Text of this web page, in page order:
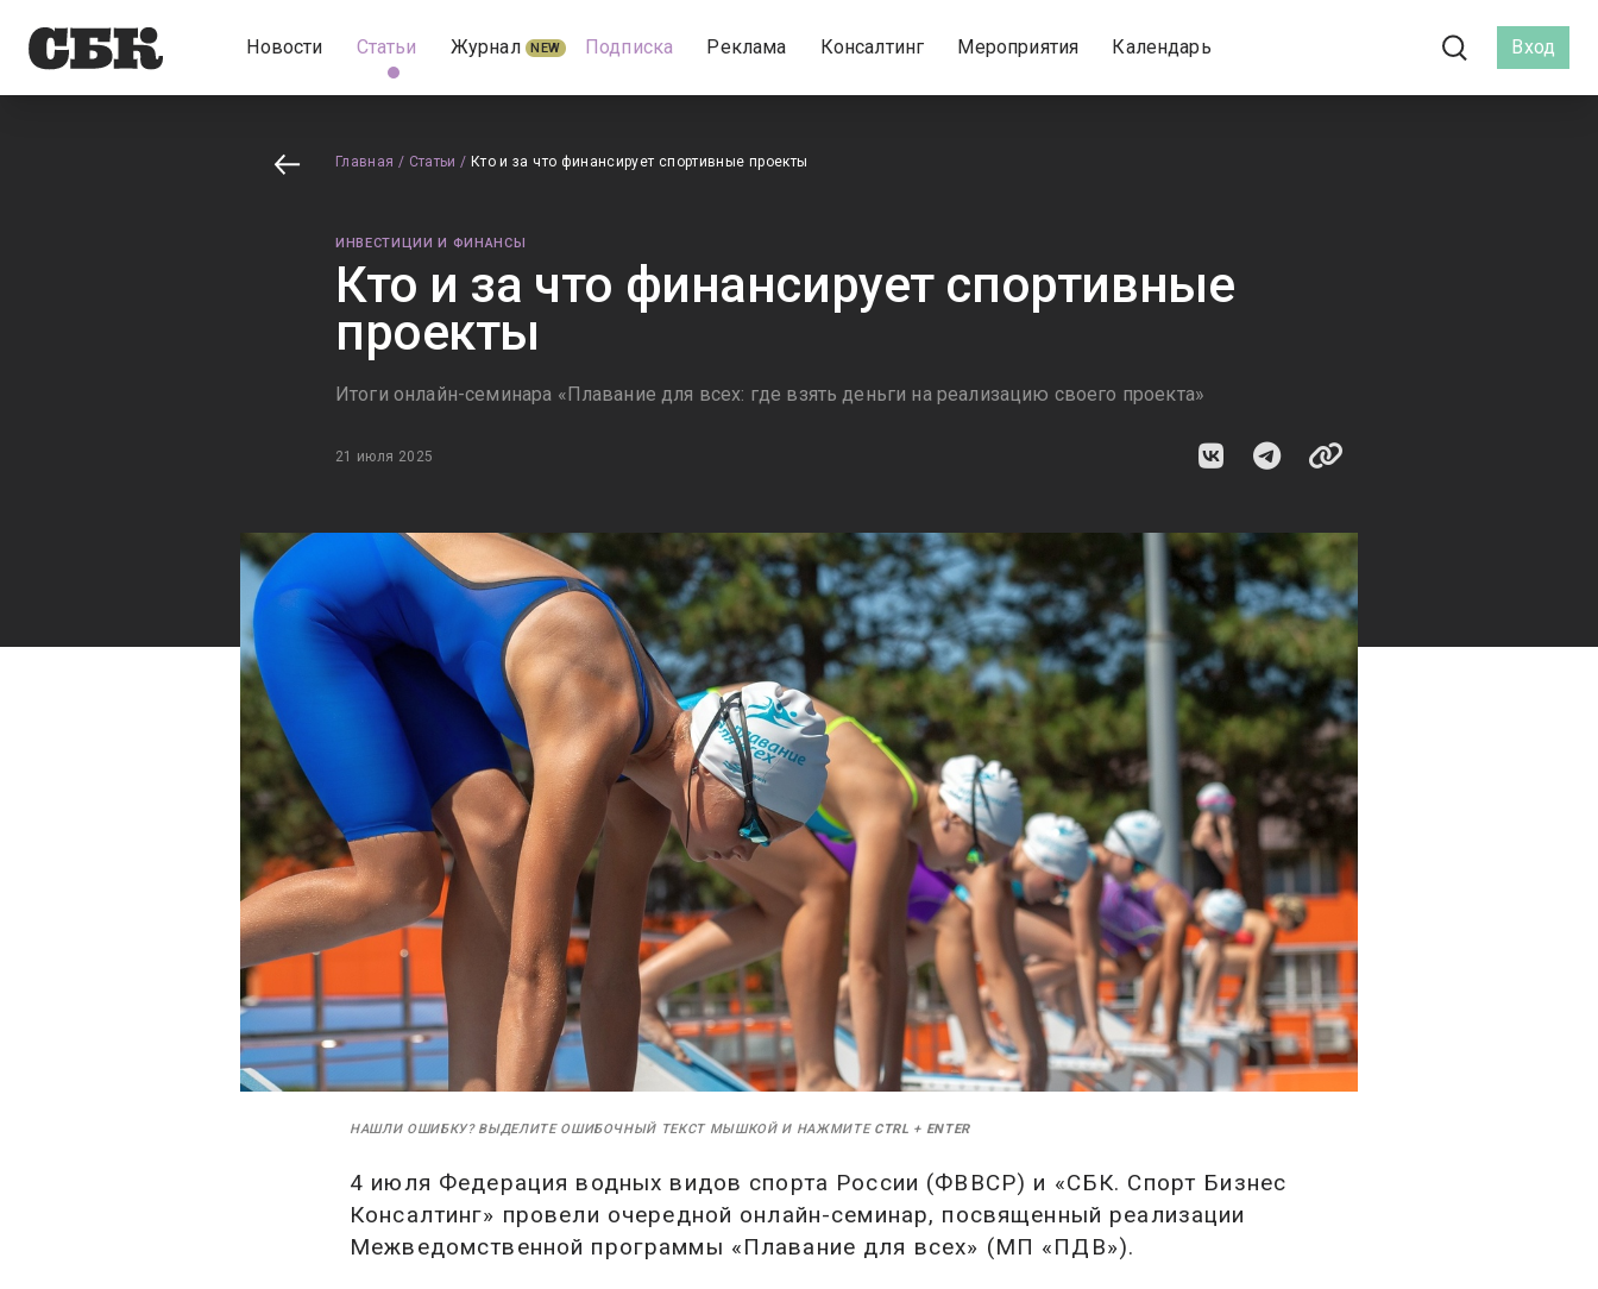
Новости Статьи Журнал NEW Подписка Реклама Консалтинг Мероприятия Календарь Вход
Главная / Статьи / Кто и за что финансирует спортивные проекты
ИНВЕСТИЦИИ И ФИНАНСЫ
Кто и за что финансирует спортивные
проекты
Итоги онлайн-семинара «Плавание для всех: где взять деньги на реализацию своего проекта»
21 июля 2025
НАШЛИ ОШИБКУ? ВЫДЕЛИТЕ ОШИБОЧНЫЙ ТЕКСТ МЫШКОЙ И НАЖМИТЕ CTRL + ENTER
4 июля Федерация водных видов спорта России (ФВВСР) и «СБК. Спорт Бизнес
Консалтинг» провели очередной онлайн-семинар, посвященный реализации
Межведомственной программы «Плавание для всех» (МП «ПДВ»).